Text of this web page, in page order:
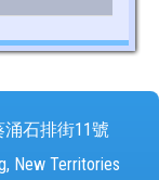
涌石排街11號
New Territories